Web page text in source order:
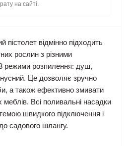
на сайті.
пістолет відмінно підходить
рослин з різними
режими розпилення: душ,
Це дозволяє зручно
а також ефективно змивати
меблів. Всі поливальні насадки
швидкого підключення і
садового шлангу.